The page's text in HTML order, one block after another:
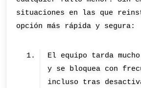
situaciones en las que
opción más rápida y segura:
El equipo tarda
y se bloquea con
incluso tras